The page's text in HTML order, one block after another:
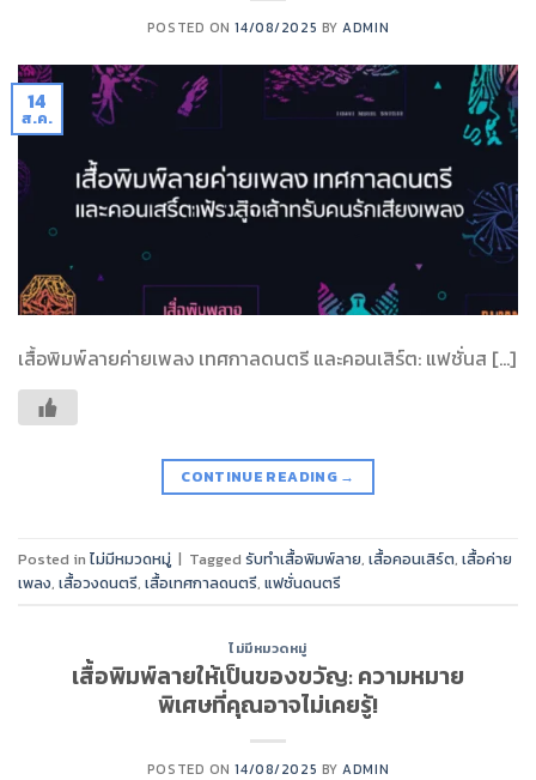
POSTED ON14/08/2025 BYADMIN
14
ส.ค.
เสื้อพิมพ์ลายค่ายเพลง เทศกาลดนตรี และคอนเสิร์ต: แฟชั่นส […]
CONTINUE READING →
Posted in ไม่มีหมวดหมู่ | Tagged รับทำเสื้อพิมพ์ลาย, เสื้อคอนเสิร์ต, เสื้อค่าย
เพลง, เสื้อวงดนตรี, เสื้อเทศกาลดนตรี, แฟชั่นดนตรี
ไม่มีหมวดหมู่
เสื้อพิมพ์ลายให้เป็นของขวัญ: ความหมาย
พิเศษที่คุณอาจไม่เคยรู้!
POSTED ON14/08/2025 BYADMIN